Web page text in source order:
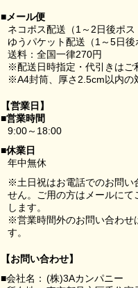
■メール便
ネコポス配送（1～2日後ポ
ゆうパケット配送（1～5日
送料：全国一律270円
※配送日時指定・代引きはご
※A4封筒、厚さ2.5cm以内の
【営業日】
■営業時間
9:00～18:00
■休業日
年中無休
※土日祝はお電話でのお問い
せん。ご用の方はメールに
します。
※営業時間外のお問い合わせ
す。
【お問い合わせ】
■会社名： (株)3Aカンパニー